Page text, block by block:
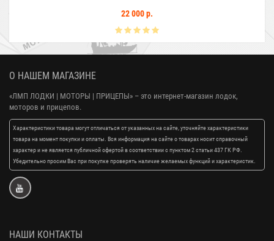
22 000 р.
О НАШЕМ МАГАЗИНЕ
«ЛМП ЛОДКИ | МОТОРЫ | ПРИЦЕПЫ» – это интернет-магазин лодок,
моторов и прицепов.
Характеристики товара могут отличаться от указанных на сайте, уточняйте характеристики
товара на момент покупки и оплаты. Вся информация на сайте о товарах носит справочный
характер и не является публичной офертой в соответствии с пунктом 2 статьи 437 ГК РФ.
Убедительно просим Вас при покупке проверять наличие желаемых функций и характеристик.
НАШИ КОНТАКТЫ